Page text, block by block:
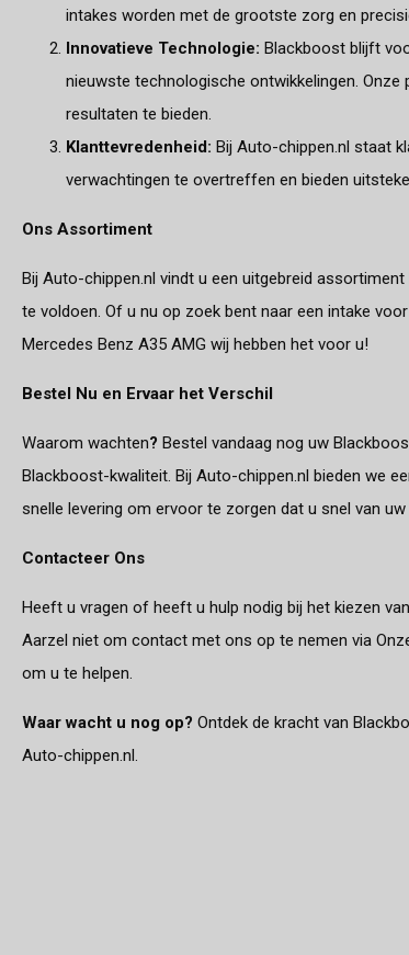
intakes worden met de grootste zorg en
Innovatieve Technologie: Blackboost blijft
nieuwste technologische ontwikkelingen.
resultaten te bieden.
Klanttevredenheid: Bij Auto-chippen.nl staat
verwachtingen te overtreffen en bieden
Ons Assortiment
Bij Auto-chippen.nl vindt u een uitgebreid
te voldoen. Of u nu op zoek bent naar een intake
Mercedes Benz A35 AMG wij hebben het voor u!
Bestel Nu en Ervaar het Verschil
Waarom wachten? Bestel vandaag nog uw
Blackboost-kwaliteit. Bij Auto-chippen.nl bieden we
snelle levering om ervoor te zorgen dat u snel van
Contacteer Ons
Heeft u vragen of heeft u hulp nodig bij het kiezen
Aarzel niet om contact met ons op te nemen via
om u te helpen.
Waar wacht u nog op? Ontdek de kracht van
Auto-chippen.nl.